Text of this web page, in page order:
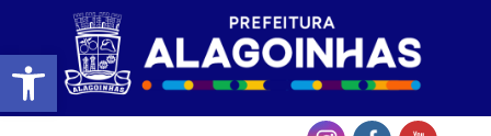
Barra de Ferramentas Aberta